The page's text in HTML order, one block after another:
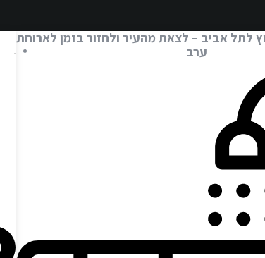
לתל אביב – לצאת מהעיר ולחזור בזמן לארוחת
ערב